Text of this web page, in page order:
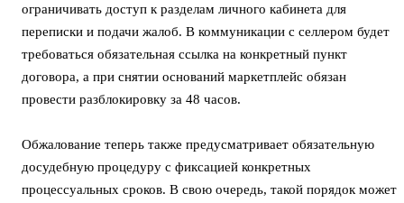
ограничивать доступ к разделам личного кабинета для
переписки и подачи жалоб. В коммуникации с селлером будет
требоваться обязательная ссылка на конкретный пункт
договора, а при снятии оснований маркетплейс обязан
провести разблокировку за 48 часов.
Обжалование теперь также предусматривает обязательную
досудебную процедуру с фиксацией конкретных
процессуальных сроков. В свою очередь, такой порядок может